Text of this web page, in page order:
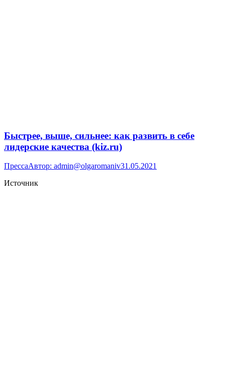
Быстрее, выше, сильнее: как развить в себе
лидерские качества (kiz.ru)
ПрессаАвтор: admin@olgaromaniv31.05.2021
Источник